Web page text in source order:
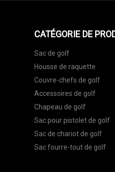
CATÉGORIE DE
Sac de golf
Housse de raquette
Couvre-chefs de golf
Accessoires de golf
Chapeau de golf
Sac pour pistolet de golf
Sac de chariot de golf
Sac fourre-tout de golf